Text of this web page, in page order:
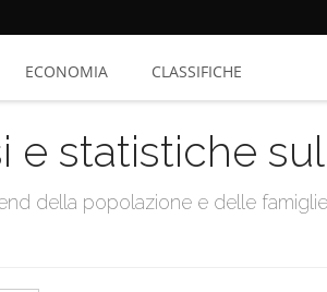
ECONOMIA CLASSIFICHE
e statistiche
della popolazione e delle